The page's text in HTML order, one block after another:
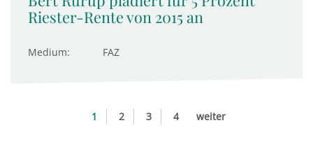
Riester-Rente von 2015 an
Medium: FAZ
1 2 3 4 weiter